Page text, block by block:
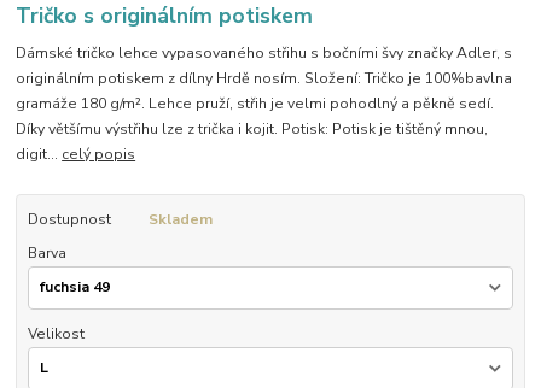
Tričko s originálním potiskem
Dámské tričko lehce vypasovaného střihu s bočními švy značky Adler, s
originálním potiskem z dílny Hrdě nosím. Složení: Tričko je 100%bavlna
gramáže 180 g/m². Lehce pruží, střih je velmi pohodlný a pěkně sedí.
Díky většímu výstřihu lze z trička i kojit. Potisk: Potisk je tištěný mnou,
digit... celý popis
Dostupnost
Skladem
Barva
Velikost